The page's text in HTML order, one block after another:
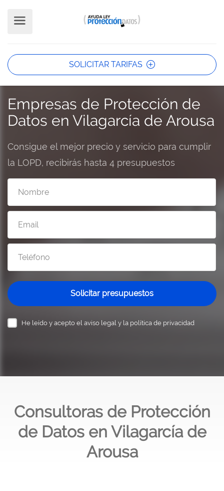
SOLICITAR TARIFAS
Empresas de Protección de
Datos en Vilagarcía de Arousa
Consigue el mejor precio y servicio para cumplir
la LOPD, recibirás hasta 4 presupuestos
Solicitar presupuestos
He leído y acepto el aviso legal y la política de privacidad
Consultoras de Protección
de Datos en Vilagarcía de
Arousa